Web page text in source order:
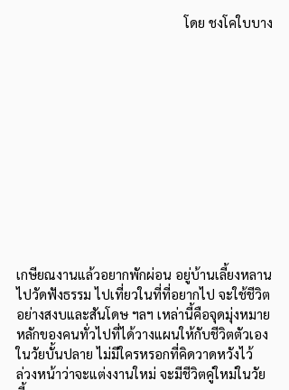
โดย ชงโคใบบาง
เกษียณงานแล้วอยากพักผ่อน อยู่บ้านเลี้ยงหลาน
ไปวัดฟังธรรม ไปเที่ยวในที่ที่อยากไป จะใช้ชีวิต
อย่างสงบและสันโดษ ฯลฯ เหล่านี้คือจุดมุ่งหมาย
หลักของคนทั่วไปที่ได้วางแผนให้กับชีวิตตัวเอง
ในวัยบั้นปลาย ไม่มีใครหรอกที่คิดวาดหวังไว้
ล่วงหน้าว่าจะแต่งงานใหม่ จะมีชีวิตคู่ใหม่ในวัย